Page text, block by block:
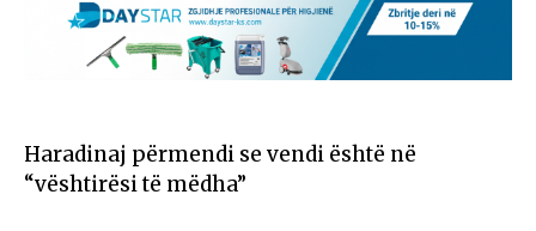
Haradinaj përmendi se vendi është në
“vështirësi të mëdha”